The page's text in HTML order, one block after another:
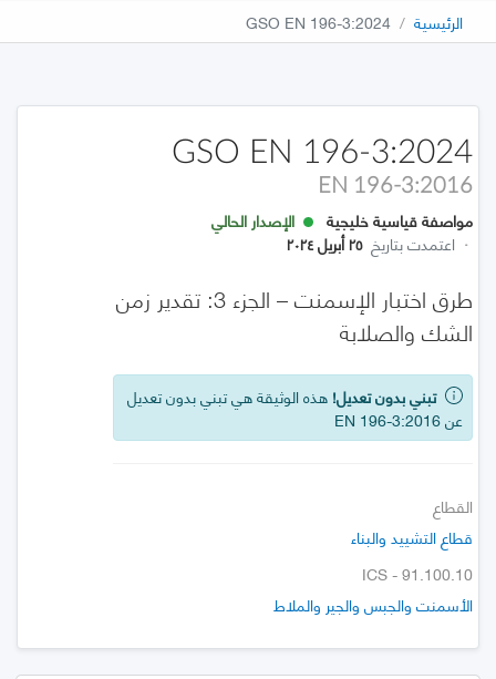
الرئيسية GSO EN 196-3:2024
GSO EN 196-3:2024
EN 196-3:2016
مواصفة قياسية خليجية
الإصدار الحالي
· اعتمدت بتاريخ ٢٥ أبريل ٢٠٢٤
طرق اختبار الإسمنت – الجزء 3: تقدير زمن
الشك والصلابة
تبني بدون تعديل! هذه الوثيقة هي تبني بدون تعديل
عن EN 196-3:2016
القطاع
قطاع التشييد والبناء
ICS - 91.100.10
الأسمنت والجبس والجير والملاط